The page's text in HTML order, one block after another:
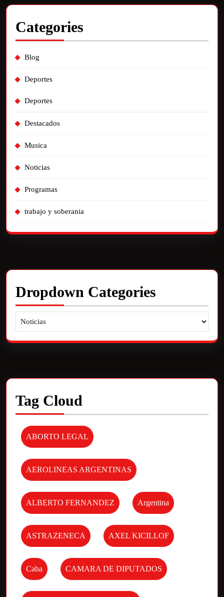
Categories
Blog
Deportes
Deportes
Destacados
Musica
Noticias
Programas
trabajo y soberania
Dropdown Categories
Tag Cloud
ABORTO LEGAL
AEROLINEAS ARGENTINAS
ALBERTO FERNANDEZ Argentina
ASTRAZENECA AXEL KICILLOF
Caba CAMARA DE DIPUTADOS